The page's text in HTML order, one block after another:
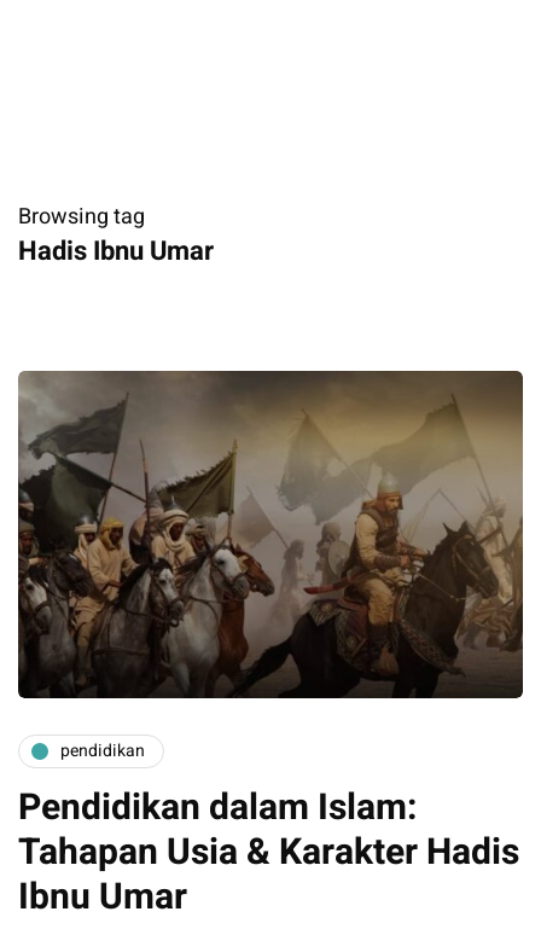
Browsing tag
Hadis Ibnu Umar
pendidikan
Pendidikan dalam Islam:
Tahapan Usia & Karakter Hadis
Ibnu Umar